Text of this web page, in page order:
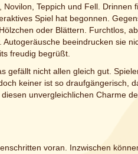
Teppich und Fell. Drinnen
Spiel hat begonnen.
oder Blättern. Furchtlos,
beeindrucken sie
freudig begrüßt.
gefällt nicht allen gleich gut.
keiner ist so draufgängerisch,
unvergleichlichen Charme
voran. Inzwischen